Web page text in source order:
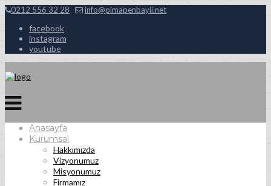
0212 556 32 28 info@pimapenbayii.net
facebook
instagram
youtube
Anasayfa
Kurumsal
Hakkımızda
Vizyonumuz
Misyonumuz
Firmamız